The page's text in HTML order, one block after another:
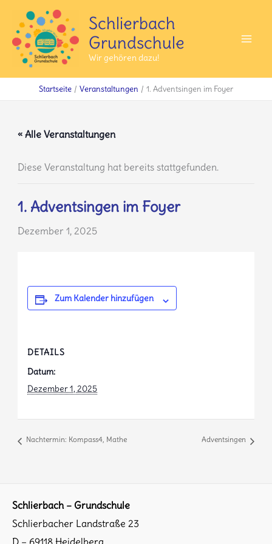
Inhalt
springen
Schlierbach
Grundschule
Wir gehören dazu!
Startseite Veranstaltungen 1. Adventsingen im Foyer
« Alle Veranstaltungen
Diese Veranstaltung hat bereits stattgefunden.
1. Adventsingen im Foyer
Dezember 1, 2025
Zum Kalender hinzufügen
DETAILS
Datum:
Dezember 1, 2025
Nachtermin: Kompass4, Mathe Adventsingen
Schlierbach – Grundschule
Schlierbacher Landstraße 23
D – 69118 Heidelberg